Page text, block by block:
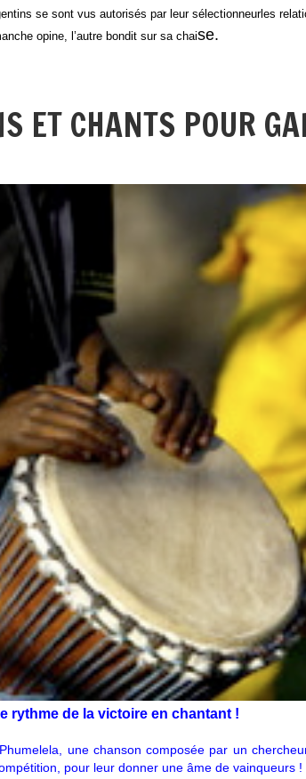
se sont vus autorisés par leur sélectionneurles
opine, l’autre bondit sur sa chaise.
CHANTS POUR
rythme de la victoire en chantant !
une chanson composée par un
pour leur donner une âme de vainqueurs !